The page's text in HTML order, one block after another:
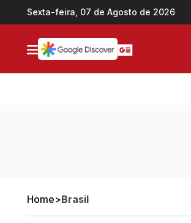
Ir direto pro conteúdo
Sexta-feira, 07 de Agosto de 2026
Home>Brasil